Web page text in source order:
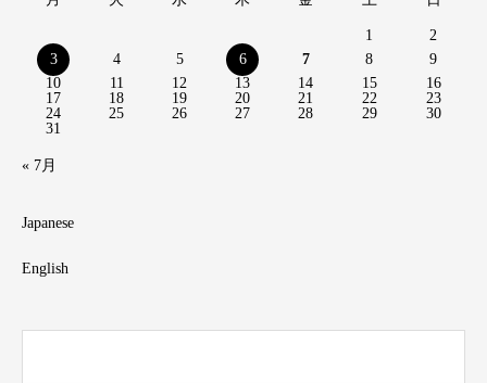
1
2
3
4 5 6 7 8
9
10
11 12 13 14 15
16
17
18 19 20 21 22
23
24
25 26 27 28 29
30
31
« 7月
Japanese
English